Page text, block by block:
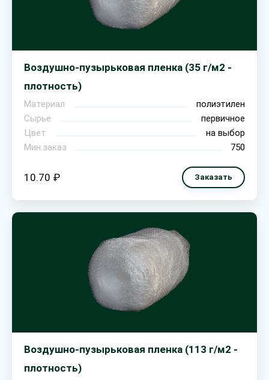
Воздушно-пузырьковая пленка (35 г/м2 -
плотность)
Материал
полиэтилен
Сырье
первичное
Цвет
на выбор
Мин.заказ
750
10.70 ₽ Заказать
Воздушно-пузырьковая пленка (113 г/м2 -
плотность)